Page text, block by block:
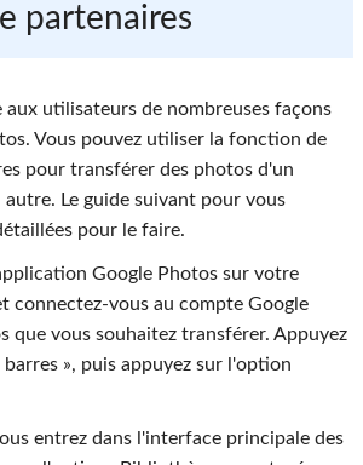
partenaires
utilisateurs de nombreuses façons
Vous pouvez utiliser la fonction de
pour transférer des photos d'un
Le guide suivant pour vous
pour le faire.
Google Photos sur votre
connectez-vous au compte Google
que vous souhaitez transférer. Appuyez
», puis appuyez sur l'option
entrez dans l'interface principale des